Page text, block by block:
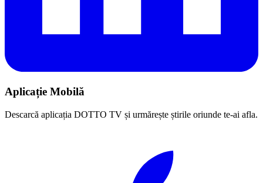
Aplicație Mobilă
Descarcă aplicația DOTTO TV și urmărește știrile oriunde te-ai afla.